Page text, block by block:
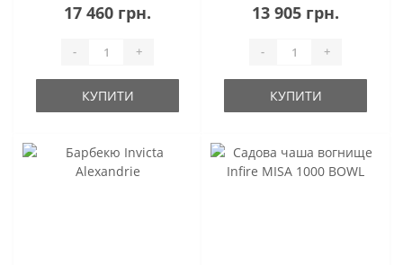
17 460 грн.
- +
КУПИТИ
13 905 грн.
- +
КУПИТИ